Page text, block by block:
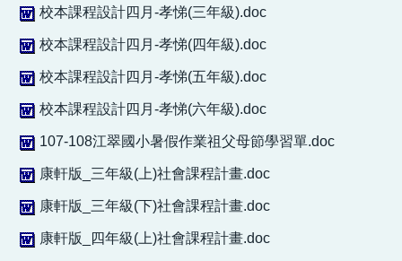
校本課程設計四月-孝悌(三年級).doc
校本課程設計四月-孝悌(四年級).doc
校本課程設計四月-孝悌(五年級).doc
校本課程設計四月-孝悌(六年級).doc
107-108江翠國小暑假作業祖父母節學習單.doc
康軒版_三年級(上)社會課程計畫.doc
康軒版_三年級(下)社會課程計畫.doc
康軒版_四年級(上)社會課程計畫.doc